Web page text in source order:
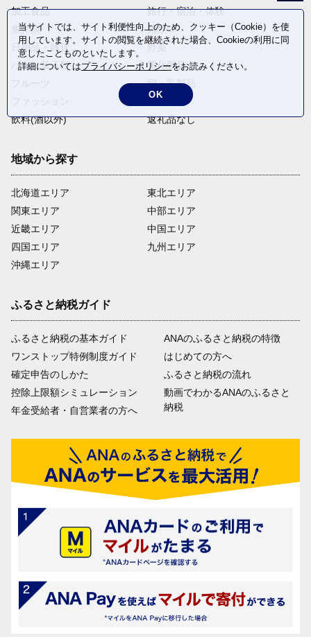
加工食品
旅行・宿泊・体験
魚介類
麺類
日用品・雑貨
野菜
パン・菓子類
電化製品
卵・乳製品
米・穀物
飲料(酒以外)
返礼品なし
地域から探す
北海道エリア
関東エリア
近畿エリア
四国エリア
沖縄エリア
東北エリア
中部エリア
中国エリア
九州エリア
ふるさと納税ガイド
ふるさと納税の基本ガイド
ワンストップ特例制度ガイド
確定申告のしかた
控除上限額シミュレーション
年金受給者・自営業者の方へ
ANAのふるさと納税の特徴
はじめての方へ
ふるさと納税の流れ
動画でわかるANAのふるさと
納税
当サイトでは、サイト利便性向上のため、クッキー（Cookie）を使
用しています。サイトの閲覧を継続された場合、Cookieの利用に同
意したことものといたします。
詳細についてはプライバシーポリシーをお読みください。
OK